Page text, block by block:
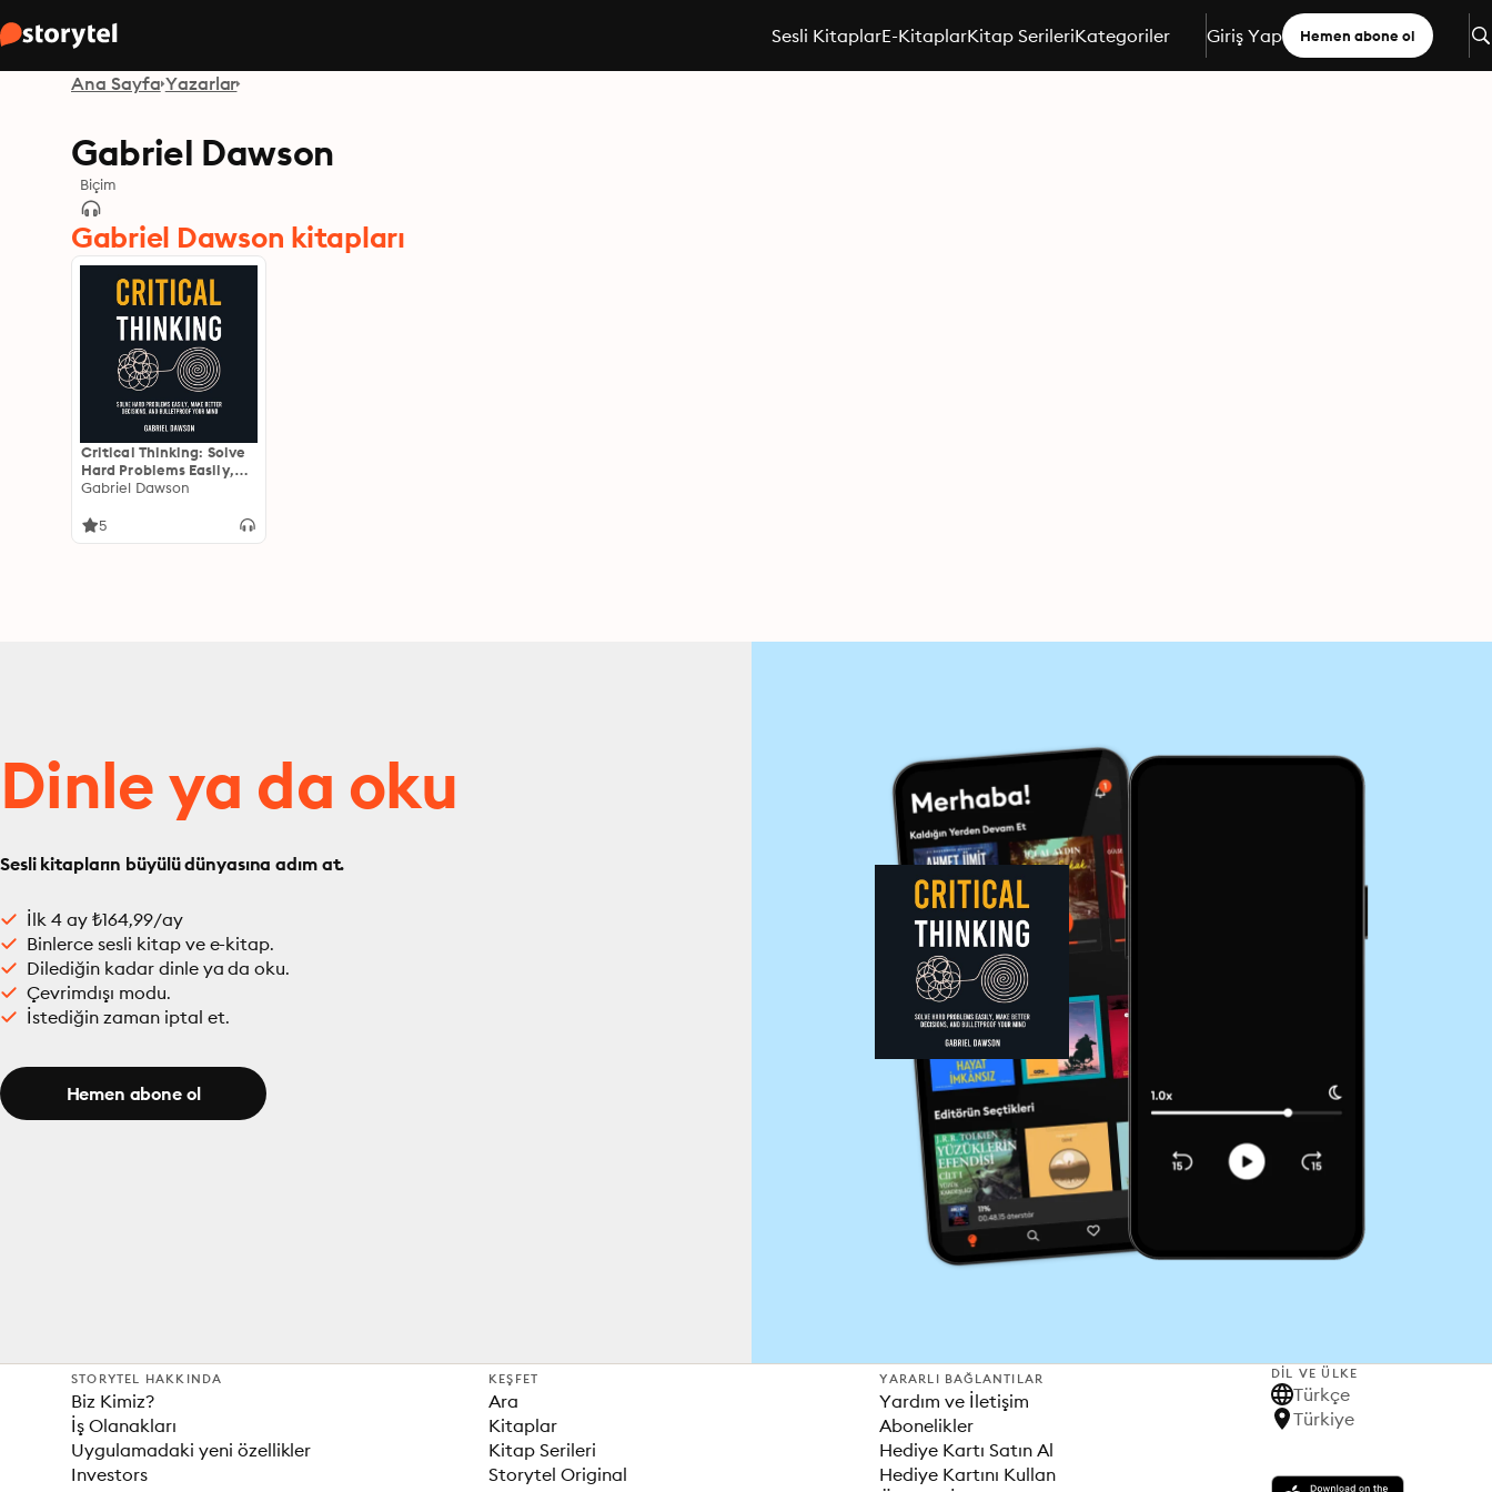
Sesli KitaplarE-KitaplarKitap SerileriKategoriler Giriş Yap Hemen abone ol
Ana Sayfa Yazarlar
Gabriel Dawson
Biçim
Gabriel Dawson kitapları
Critical Thinking: Solve
Hard Problems Easily,
Make Better Decisions,
Mind
Gabriel Dawson
5
Dinle ya da oku
Sesli kitapların büyülü dünyasına adım at.
İlk 4 ay ₺164,99/ay
Binlerce sesli kitap ve e-kitap.
Dilediğin kadar dinle ya da oku.
Çevrimdışı modu.
İstediğin zaman iptal et.
Hemen abone ol
STORYTEL HAKKINDA
Biz Kimiz?
İş Olanakları
Uygulamadaki yeni özellikler
Investors
KEŞFET
Ara
Kitaplar
Kitap Serileri
Storytel Original
YARARLI BAĞLANTILAR
Yardım ve İletişim
Abonelikler
Hediye Kartı Satın Al
Hediye Kartını Kullan
DIL VE ÜLKE
Türkçe
Türkiye